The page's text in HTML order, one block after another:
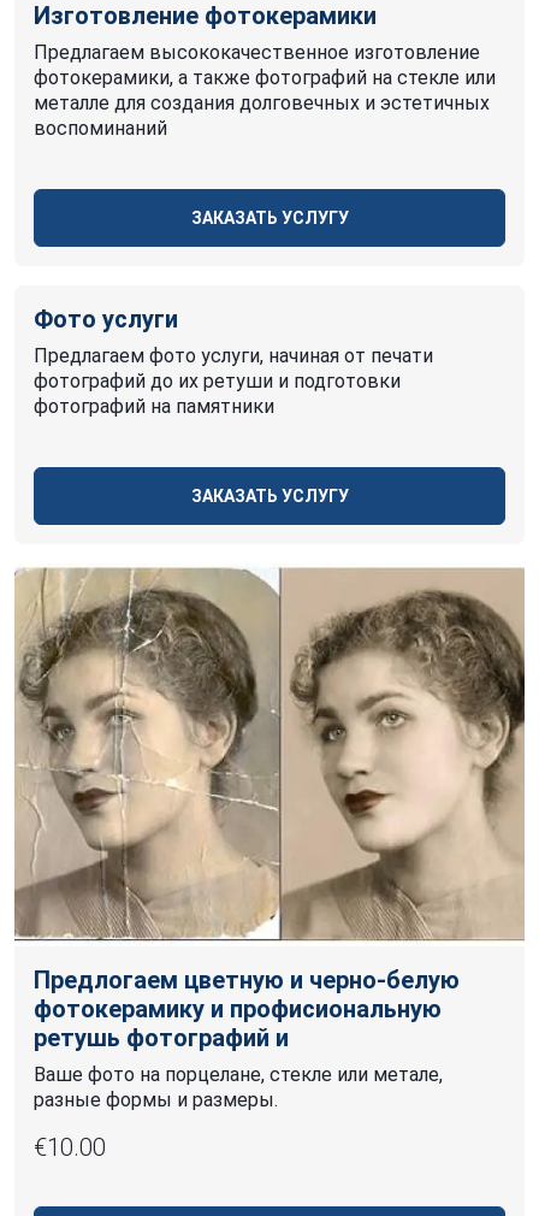
Изготовление фотокерамики
Предлагаем высококачественное изготовление
фотокерамики, а также фотографий на стекле или
металле для создания долговечных и эстетичных
воспоминаний
ЗАКАЗАТЬ УСЛУГУ
Фото услуги
Предлагаем фото услуги, начиная от печати
фотографий до их ретуши и подготовки
фотографий на памятники
ЗАКАЗАТЬ УСЛУГУ
Предлогаем цветную и черно-белую
фотокерамику и профисиональную
ретушь фотографий и
Ваше фото на порцелане, стекле или метале,
разные формы и размеры.
€10.00